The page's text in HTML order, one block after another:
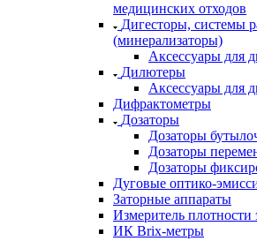
медицинских отходов
Дигесторы, системы
(минерализаторы)
Аксессуары для
Дилютеры
Аксессуары для
Дифрактометры
Дозаторы
Дозаторы
Дозаторы
Дозаторы
Дуговые оптико-
Заторные аппараты
Измеритель плотности
ИК Brix-метры